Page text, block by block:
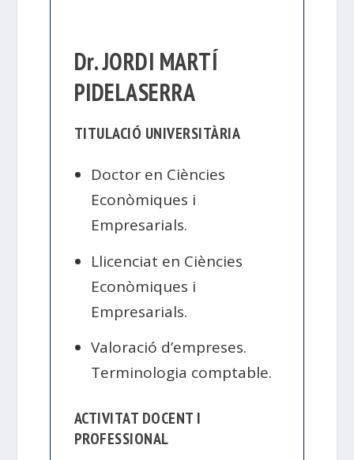
Dr. JORDI MARTÍ
PIDELASERRA
TITULACIÓ UNIVERSITÀRIA
Doctor en Ciències
Econòmiques i
Empresarials.
Llicenciat en Ciències
Econòmiques i
Empresarials.
Valoració d’empreses.
Terminologia comptable.
ACTIVITAT DOCENT I
PROFESSIONAL